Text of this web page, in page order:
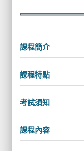
課程簡介
課程特點
考試須知
課程內容